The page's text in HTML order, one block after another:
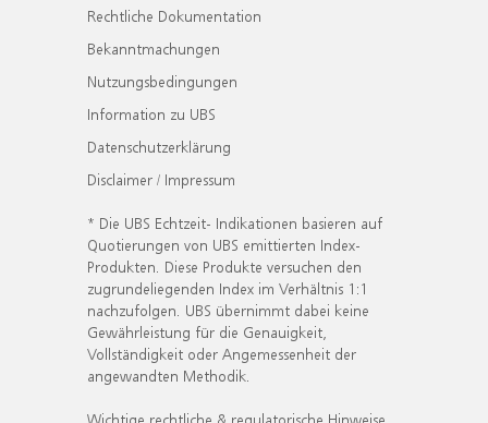
Rechtliche Dokumentation
Bekanntmachungen
Nutzungsbedingungen
Information zu UBS
Datenschutzerklärung
Disclaimer / Impressum
* Die UBS Echtzeit- Indikationen basieren auf
Quotierungen von UBS emittierten Index-
Produkten. Diese Produkte versuchen den
zugrundeliegenden Index im Verhältnis 1:1
nachzufolgen. UBS übernimmt dabei keine
Gewährleistung für die Genauigkeit,
Vollständigkeit oder Angemessenheit der
angewandten Methodik.